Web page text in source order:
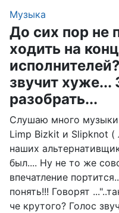
Музыка
До сих пор не
ходить на
звучит хуже...
разобрать...
Слушаю много
Limp Bizkit и Slipknot
наших
был.... Ну не то же
впечатление
понять!!! Говорят
че крутого? Голос